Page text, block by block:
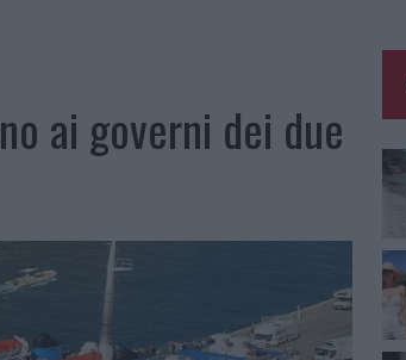
IDEALE PER LA CASA E L’UFFICIO
ai governi dei due